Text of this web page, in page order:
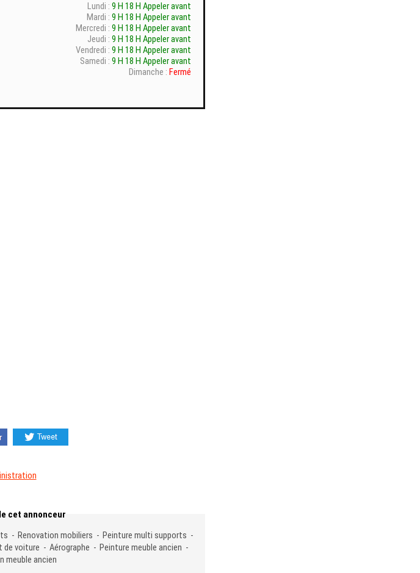
Lundi : 9 H 18 H Appeler avant
Mardi : 9 H 18 H Appeler avant
Mercredi : 9 H 18 H Appeler avant
Jeudi : 9 H 18 H Appeler avant
Vendredi : 9 H 18 H Appeler avant
Samedi : 9 H 18 H Appeler avant
Dimanche : Fermé
cet annonceur
- Renovation mobiliers - Peinture multi supports -
voiture - Aérographe - Peinture meuble ancien -
meuble ancien